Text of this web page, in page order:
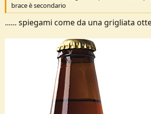
brace è secondario
...... spiegami come da una grigliata